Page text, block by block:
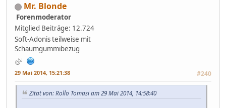
Mr. Blonde
Forenmoderator
Mitglied Beiträge: 12.724
Soft-Adonis teilweise mit
Schaumgummibezug
29 Mai 2014, 15:21:38 #240
Zitat von: Rollo Tomasi am 29 Mai 2014, 14:58:40